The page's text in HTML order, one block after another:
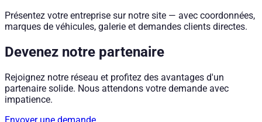
Présentez votre entreprise sur notre site — avec coordonnées,
marques de véhicules, galerie et demandes clients directes.
Devenez notre partenaire
Rejoignez notre réseau et profitez des avantages d'un
partenaire solide. Nous attendons votre demande avec
impatience.
Envoyer une demande